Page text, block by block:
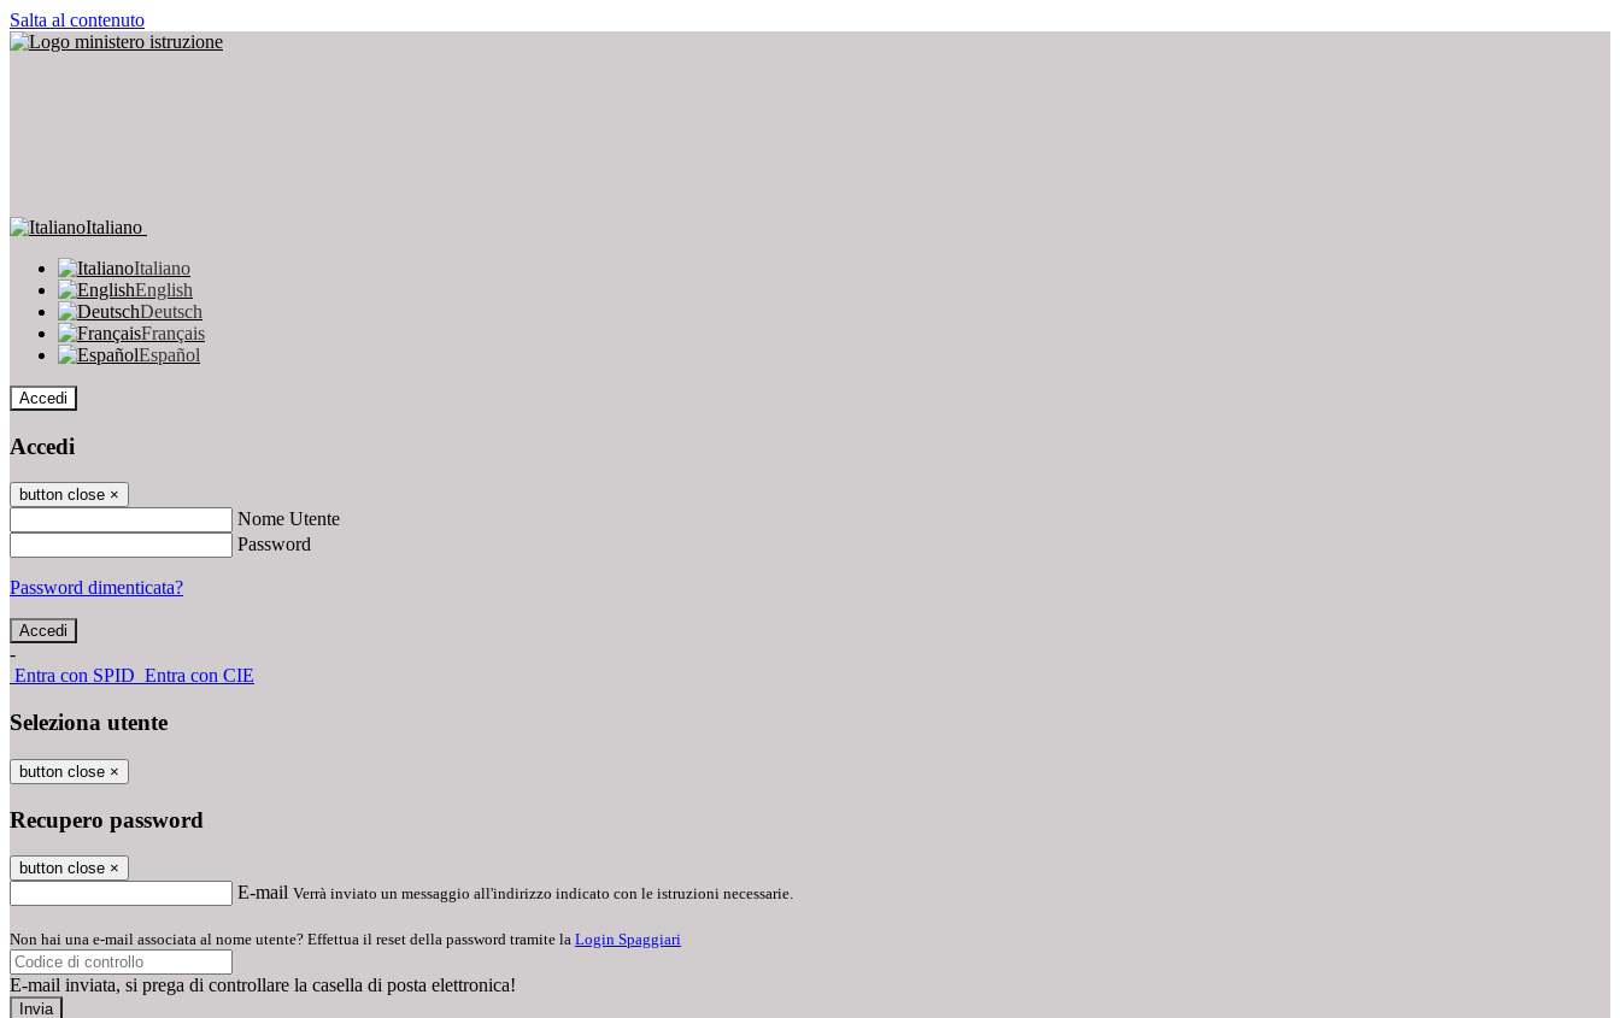
Salta al contenuto
Italiano
Italiano
English
Deutsch
Français
Español
Accedi
Accedi
button close ×
Nome Utente
Password
Password dimenticata?
-
Entra con SPID Entra con CIE
Seleziona utente
button close ×
Recupero password
button close ×
E-mail Verrà inviato un messaggio all'indirizzo indicato con le istruzioni necessarie.
Non hai una e-mail associata al nome utente? Effettua il reset della password tramite la Login Spaggiari
E-mail inviata, si prega di controllare la casella di posta elettronica!